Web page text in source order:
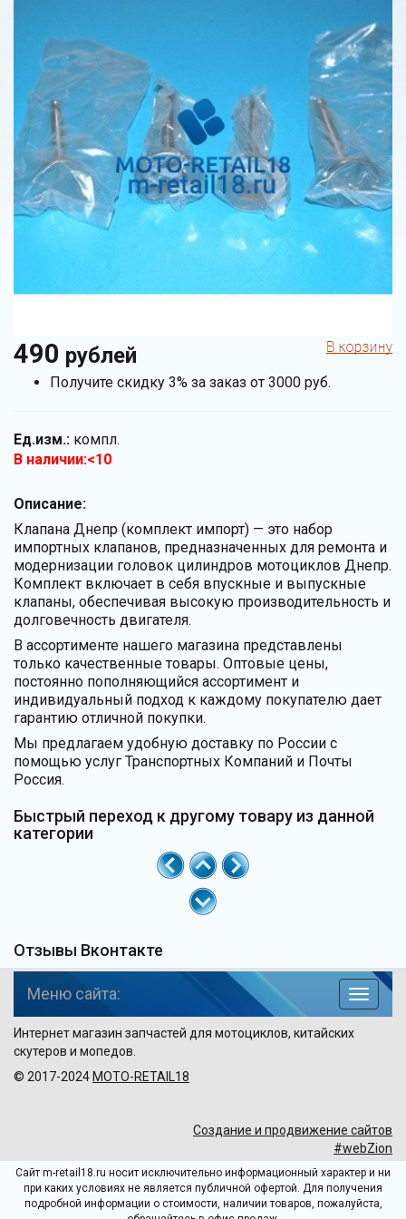
490 рублей
Получите скидку 3% за заказ от 3000 руб.
Ед.изм.: компл.
В наличии:<10
Описание:
Клапана Днепр (комплект импорт) — это набор
импортных клапанов, предназначенных для ремонта и
модернизации головок цилиндров мотоциклов Днепр.
Комплект включает в себя впускные и выпускные
клапаны, обеспечивая высокую производительность и
долговечность двигателя.
В ассортименте нашего магазина представлены
только качественные товары. Оптовые цены,
постоянно пополняющийся ассортимент и
индивидуальный подход к каждому покупателю дает
гарантию отличной покупки.
Мы предлагаем удобную доставку по России с
помощью услуг Транспортных Компаний и Почты
Россия.
Быстрый переход к другому товару из данной
категории
Отзывы Вконтакте
по
Меню сайта:
Интернет магазин запчастей для мотоциклов, китайских
скутеров и мопедов.
© 2017-2024 MOTO-RETAIL18
Создание и продвижение сайтов
#webZion
Сайт m-retail18.ru носит исключительно информационный характер и ни
при каких условиях не является публичной офертой. Для получения
подробной информации о стоимости, наличии товаров, пожалуйста,